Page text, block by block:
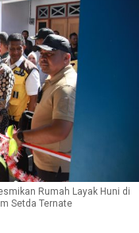
Rumah Layak Huni di
Setda Ternate